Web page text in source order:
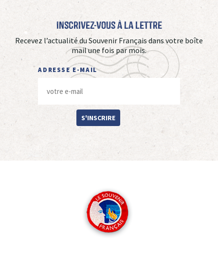
Inscrivez-vous à La Lettre
Recevez l’actualité du Souvenir Français dans votre boîte
mail une fois par mois.
ADRESSE E-MAIL
S'INSCRIRE